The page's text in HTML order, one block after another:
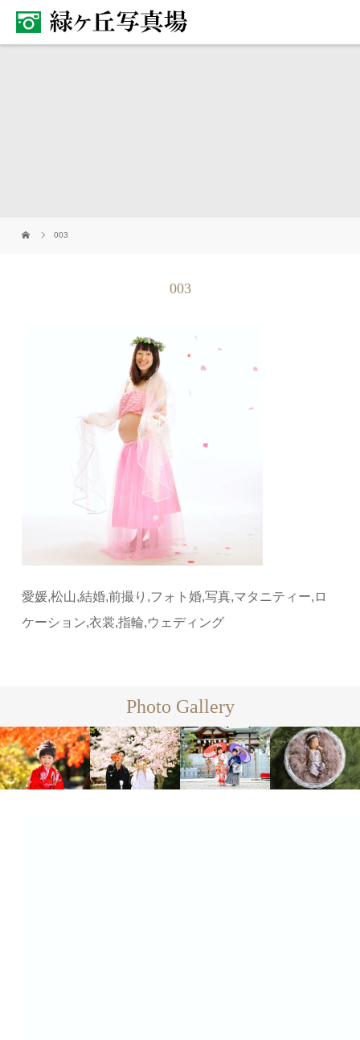
003
003
愛媛,松山,結婚,前撮り,フォト婚,写真,マタニティー,ロ
ケーション,衣裳,指輪,ウェディング
Photo Gallery